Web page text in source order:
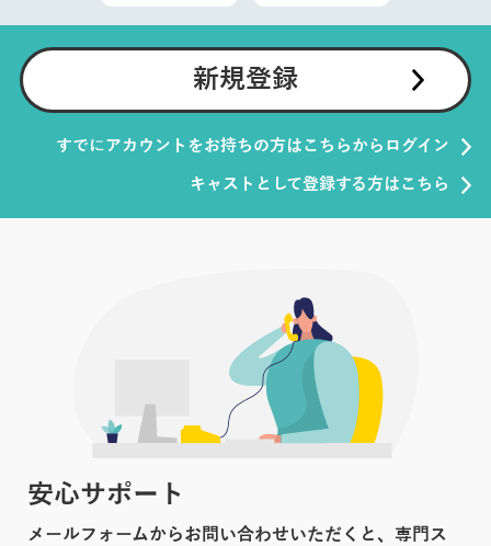
新規登録
すでにアカウントをお持ちの方はこちらからログイン
キャストとして登録する方はこちら
安心サポート
メールフォームからお問い合わせいただくと、専門ス